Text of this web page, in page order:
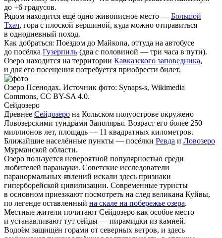
до +6 градусов.
Рядом находится ещё одно живописное место — Большой
Тхач, гора с плоской вершиной, куда можно отправиться
в однодневный поход.
Как добраться: Поездом до Майкопа, оттуда на автобусе
до посёлка Гузерпиль (два с половиной — три часа в пути).
Озеро находится на территории Кавказского заповедника,
и для его посещения потребуется приобрести билет.
Озеро Псенодах. Источник фото: Synaps-s, Wikimedia
Commons, CC BY-SA 4.0.
Сейдозеро
Древнее Сейдозеро на Кольском полуострове окружено
Ловозерскими тундрами Заполярья. Возраст его более 250
миллионов лет, площадь — 11 квадратных километров.
Ближайшие населённые пункты — посёлки Ревда и Ловозеро
Мурманской области.
Озеро пользуется невероятной популярностью среди
любителей паранауки. Советские исследователи
паранормальных явлений искали здесь признаки
гиперборейской цивилизации. Современные туристы
в основном приезжают посмотреть на след великана Куйвы,
по легенде оставленный на скале на побережье озера.
Местные жители почитают Сейдозеро как особое место
и устанавливают тут сейды — пирамидки из камней.
Водоём защищён горами от северных ветров, и здесь